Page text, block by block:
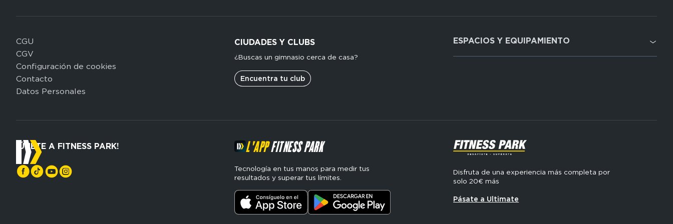
Domain
menu
for
FP
Espagne
CGU
CGV
Configuración de cookies
Contacto
Datos Personales
CIUDADES Y CLUBS
¿Buscas un gimnasio cerca de casa?
Encuentra tu club
Domain
menu
ESPACIOS Y EQUIPAMIENTO
¡ÚNETE A FITNESS PARK! L'APPFITNESS PARK
Tecnología en tus manos para medir tus
resultados y superar tus límites.
SVG
Disfruta de una experiencia más completa por
solo 20€ más
Pásate a Ultimate